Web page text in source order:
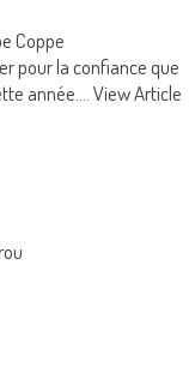
Coppe
pour la confiance que
année.... View Article